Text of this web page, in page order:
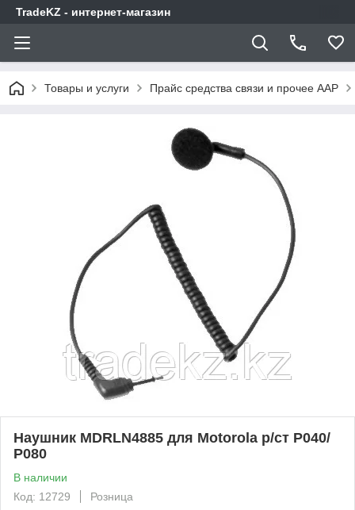
TradeKZ - интернет-магазин
Товары и услуги Прайс средства связи и прочее AAP
Наушник MDRLN4885 для Motorola р/ст Р040/
Р080
В наличии
Код: 12729
Розница